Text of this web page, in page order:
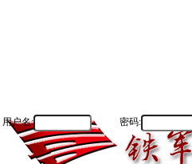
用户名: 密码: